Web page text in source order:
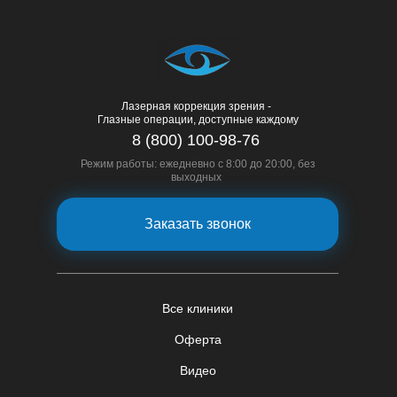
Лазерная коррекция зрения -
Глазные операции, доступные каждому
Оферта
Видео
Все клиники
8 (800) 100-98-76
Режим работы: ежедневно с 8:00 до 20:00, без
выходных
Заказать звонок